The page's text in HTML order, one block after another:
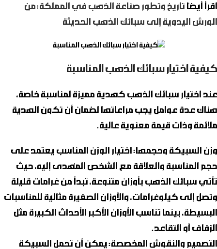
اقرأ أيضًا تاريخ وتطور صناعة الذهب في المملكة: من
الورش اليدوية إلى سبائك الذهب الحديثة
كيفية اختيار سبائك الذهب المناسبة
عند اختيار سبائك الذهب كهدية مميزة لمناسبة خاصة،
هناك عدة عوامل يجب مراعاتها لضمان أن تكون الهدية
ملائمة وذات قيمة معنوية عالية.
وزن السبيكة وحجمها : اختيار الوزن المناسب يعتمد على
حجم المناسبة والعلاقة مع الشخص المُهدى إليه، حيث
تأتي سبائك الذهب بأوزان متنوعة، تبدأ من غرامات قليلة
وتصل إلى كيلوغرامات، والأوزان الصغيرة مثالية للمناسبات
البسيطة، بينما تناسب الأوزان الأكبر الأحداث الكبيرة مثل
الزفاف أو التقاعد.
التصميم والنقوش المخصصة: يمكن أن تحمل السبيكة